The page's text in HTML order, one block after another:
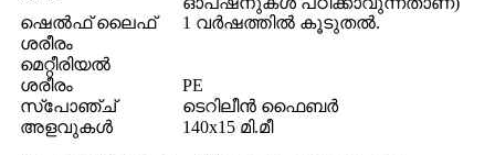
ഷെൽഫ് ലൈഫ്
1 വർഷത്തിൽ കൂടുതൽ.
ശരീരം
മെറ്റീരിയൽ
ശരീരം
PE
സ്പോഞ്ച്
ടെറിലീൻ ഫൈബർ
അളവുകൾ
140x15 മി.മീ